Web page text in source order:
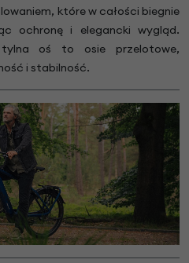
które w całości biegnie
ochronę i elegancki wygląd.
oś to osie przelotowe,
i stabilność.